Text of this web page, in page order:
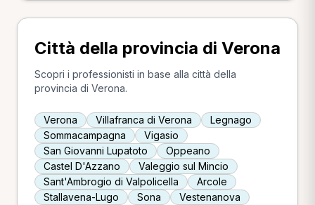
Città della provincia di Verona
Scopri i professionisti in base alla città della
provincia di Verona.
Verona Villafranca di Verona
Legnago
Sommacampagna
Vigasio
San Giovanni Lupatoto
Oppeano
Castel D'Azzano
Valeggio sul Mincio
Sant'Ambrogio di Valpolicella
Arcole
Stallavena-Lugo
Sona
Vestenanova